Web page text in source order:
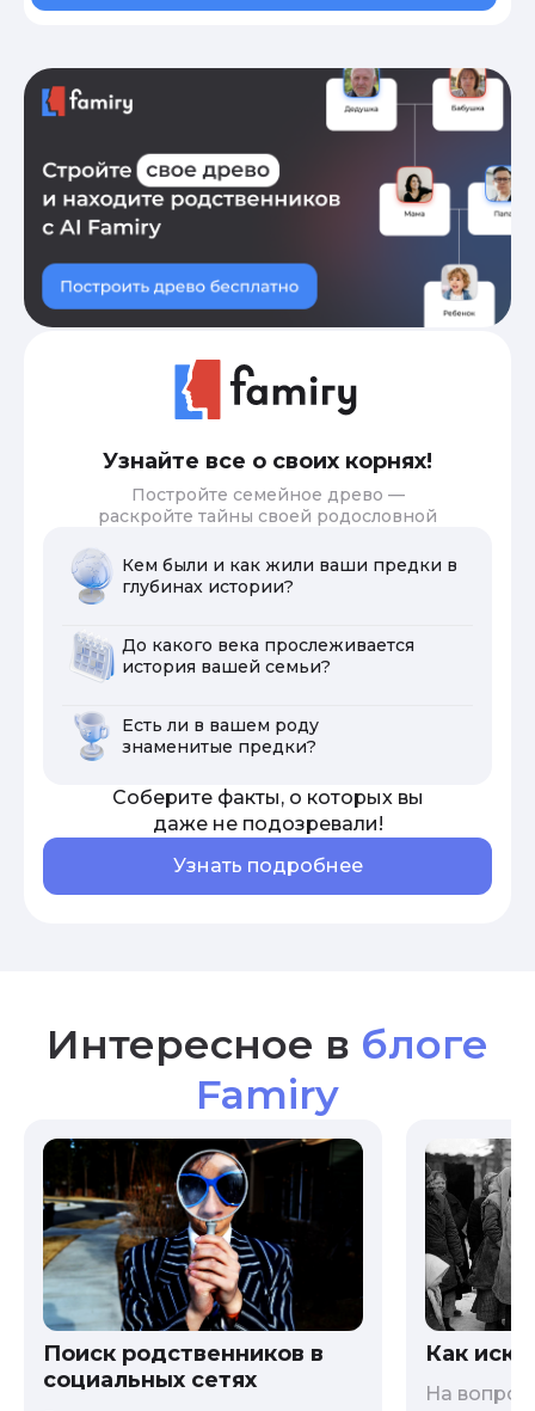
Узнайте все о своих корнях!
Постройте семейное древо —
раскройте тайны своей родословной
Кем были и как жили ваши предки в
глубинах истории?
До какого века прослеживается
история вашей семьи?
Есть ли в вашем роду
знаменитые предки?
Соберите факты, о которых вы
даже не подозревали!
Узнать подробнее
Интересное в блоге
Famiry
Поиск родственников в
социальных сетях
Как
На вопрос